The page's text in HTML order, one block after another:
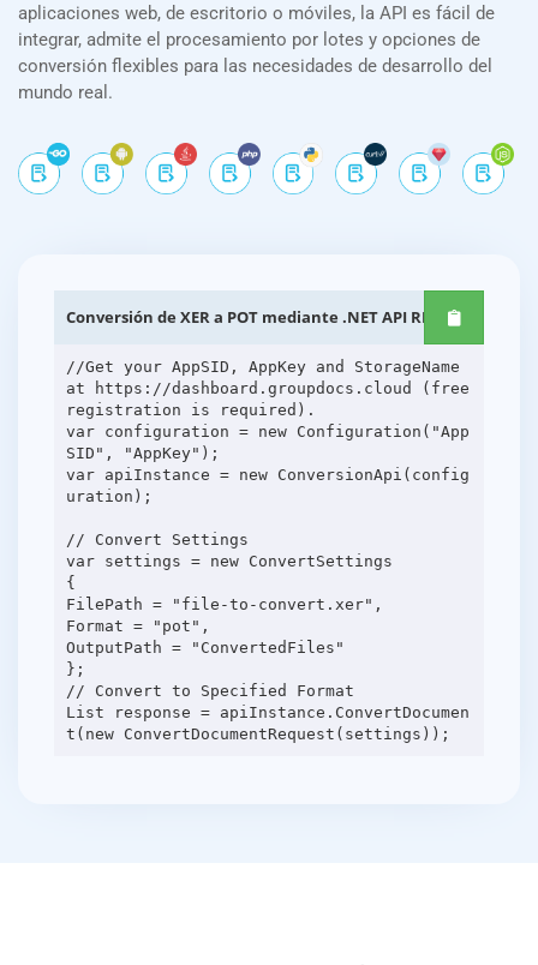
aplicaciones web, de escritorio o móviles, la API es fácil de
integrar, admite el procesamiento por lotes y opciones de
conversión flexibles para las necesidades de desarrollo del
mundo real.
Conversión de XER a POT mediante .NET API REST
//Get your AppSID, AppKey and StorageName
at https://dashboard.groupdocs.cloud (free
registration is required).
var configuration = new Configuration("App
SID", "AppKey");
var apiInstance = new ConversionApi(config
uration);
// Convert Settings
var settings = new ConvertSettings
{
FilePath = "file-to-convert.xer",
Format = "pot",
OutputPath = "ConvertedFiles"
};
// Convert to Specified Format
List response = apiInstance.ConvertDocumen